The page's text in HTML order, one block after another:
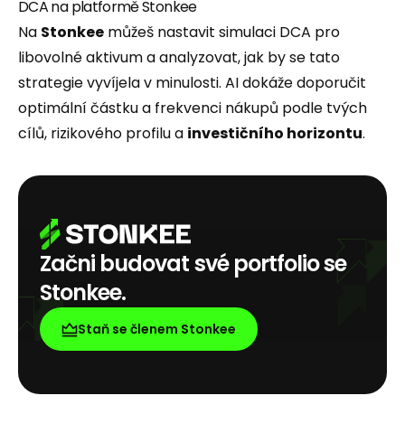
DCA na platformě Stonkee
Na Stonkee můžeš nastavit simulaci DCA pro
libovolné aktivum a analyzovat, jak by se tato
strategie vyvíjela v minulosti. AI dokáže doporučit
optimální částku a frekvenci nákupů podle tvých
cílů, rizikového profilu a investičního horizontu.
Začni budovat své portfolio se
Stonkee.
Staň se členem Stonkee